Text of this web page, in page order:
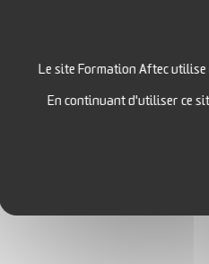
Le site Formation Aftec
En continuant d'utiliser ce